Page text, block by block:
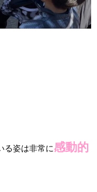
る姿は非常に感動的